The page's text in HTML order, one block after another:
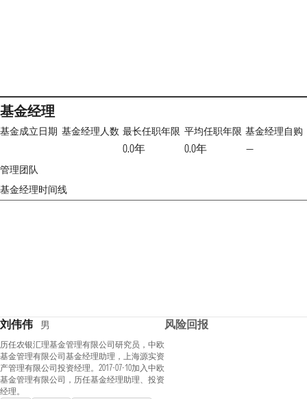
基金经理
基金成立日期 基金经理人数 最长任职年限
0.0年
平均任职年限
0.0年
基金经理自购
—
管理团队
基金经理时间线
刘伟伟 男
历任农银汇理基金管理有限公司研究员，中欧
基金管理有限公司基金经理助理，上海源实资
产管理有限公司投资经理。2017-07-10加入中欧
基金管理有限公司，历任基金经理助理、投资
经理。
风险回报